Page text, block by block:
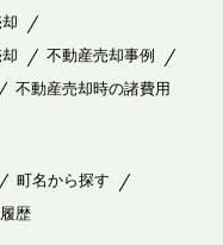
不動産売却事例
不動産売却時の諸費用
町名から探す
歴